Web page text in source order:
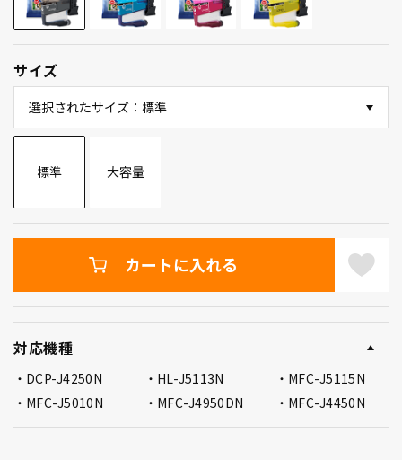
サイズ
選択されたサイズ：標準
標準 大容量
カートに入れる
対応機種
DCP-J4250N HL-J5113N
MFC-J5115N
MFC-J5010N
MFC-J4950DN MFC-J4450N